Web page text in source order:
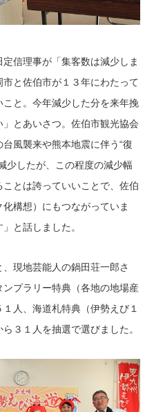
信理事が「集客数は減少しま
と佐伯市が１３年にわたって
と。今年減少した分を来年挽
とあいさつ。佐伯市観光協会
風襲来や熊本地震に伴う“復
少したが、この程度の減少幅
とは誇っていいことで、佐伯
構想）にもつながっていま
と話しました。
現地芸能人の鍋田荘一郎さ
プラリー特典（各地の地場産
人、海道札特典（伊勢えび１
３１人を抽選で選びました。